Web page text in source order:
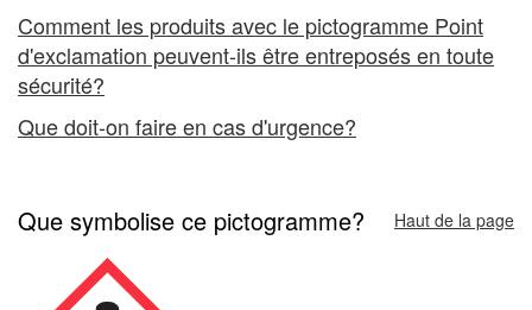
Comment les produits avec le pictogramme Point
d'exclamation peuvent-ils être entreposés en toute
sécurité?
Que doit-on faire en cas d'urgence?
Que symbolise ce pictogramme? Haut de la page